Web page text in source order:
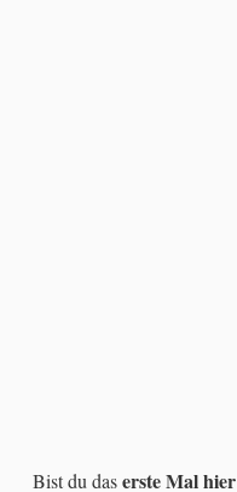
Bist du daserste Mal hier